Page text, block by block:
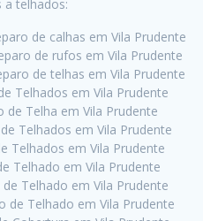
a telhados:
de calhas em Vila Prudente
de rufos em Vila Prudente
de telhas em Vila Prudente
Telhados em Vila Prudente
de Telha em Vila Prudente
Telhados em Vila Prudente
Telhados em Vila Prudente
Telhado em Vila Prudente
Telhado em Vila Prudente
de Telhado em Vila Prudente